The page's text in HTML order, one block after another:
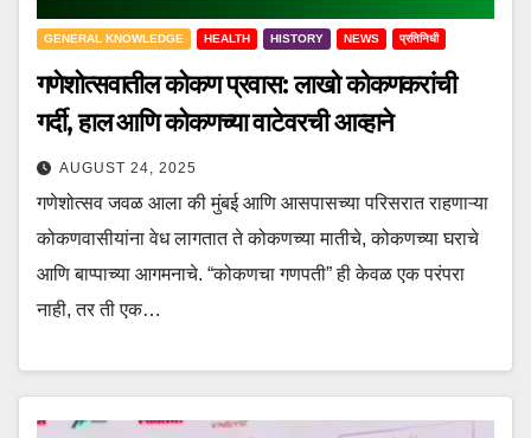
GENERAL KNOWLEDGE HEALTH HISTORY NEWS प्रतिनिधी
गणेशोत्सवातील कोकण प्रवास: लाखो कोकणकरांची
गर्दी, हाल आणि कोकणच्या वाटेवरची आव्हाने
AUGUST 24, 2025
गणेशोत्सव जवळ आला की मुंबई आणि आसपासच्या परिसरात राहणाऱ्या
कोकणवासीयांना वेध लागतात ते कोकणच्या मातीचे, कोकणच्या घराचे
आणि बाप्पाच्या आगमनाचे. “कोकणचा गणपती” ही केवळ एक परंपरा
नाही, तर ती एक…